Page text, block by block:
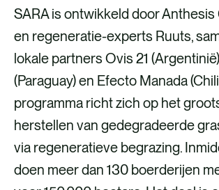
n
k
SARA is ontwikkeld door Anthesis
en regeneratie-experts Ruuts,
lokale partners Ovis 21
(Paraguay) en Efecto Manada
programma richt zich op het
herstellen van gedegradeerde
via regeneratieve begrazing.
doen meer dan 130 boerderijen